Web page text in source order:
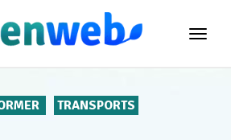
TRANSPORTS